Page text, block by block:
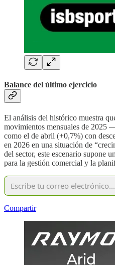
Balance del último ejercicio
El análisis del histórico muestra
movimientos mensuales de 2025
como el de abril (+0,7%) con
en 2026 en una situación de
del sector, este escenario supone
para la gestión comercial y la
Compartir